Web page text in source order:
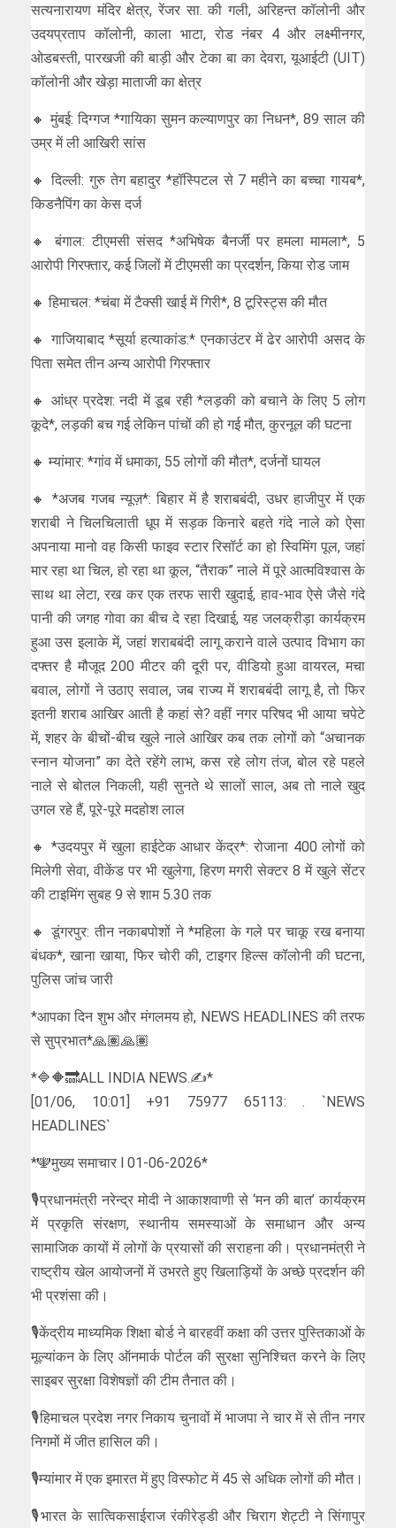
सत्यनारायण मंदिर क्षेत्र, रेंजर सा. की गली, अरिहन्त कॉलोनी और
उदयप्रताप कॉलोनी, काला भाटा, रोड नंबर 4 और लक्ष्मीनगर,
ओडबस्ती, पारखजी की बाड़ी और टेका बा का देवरा, यूआईटी (UIT)
कॉलोनी और खेड़ा माताजी का क्षेत्र
🔸 मुंबई: दिग्गज *गायिका सुमन कल्याणपुर का निधन*, 89 साल की
उम्र में ली आखिरी सांस
🔸 दिल्ली: गुरु तेग बहादुर *हॉस्पिटल से 7 महीने का बच्चा गायब*,
किडनैपिंग का केस दर्ज
🔸 बंगाल: टीएमसी संसद *अभिषेक बैनर्जी पर हमला मामला*, 5
आरोपी गिरफ्तार, कई जिलों में टीएमसी का प्रदर्शन, किया रोड जाम
🔸 हिमाचल: *चंबा में टैक्सी खाई में गिरी*, 8 टूरिस्ट्स की मौत
🔸 गाजियाबाद *सूर्या हत्याकांड:* एनकाउंटर में ढेर आरोपी असद के
पिता समेत तीन अन्य आरोपी गिरफ्तार
🔸 आंध्र प्रदेश: नदी में डूब रही *लड़की को बचाने के लिए 5 लोग
कूदे*, लड़की बच गई लेकिन पांचों की हो गई मौत, कुरनूल की घटना
🔸 म्यांमार: *गांव में धमाका, 55 लोगों की मौत*, दर्जनों घायल
🔸 *अजब गजब न्यूज़*: बिहार में है शराबबंदी, उधर हाजीपुर में एक
शराबी ने चिलचिलाती धूप में सड़क किनारे बहते गंदे नाले को ऐसा
अपनाया मानो वह किसी फाइव स्टार रिसॉर्ट का हो स्विमिंग पूल, जहां
मार रहा था चिल, हो रहा था कूल, “तैराक” नाले में पूरे आत्मविश्वास के
साथ था लेटा, रख कर एक तरफ सारी खुदाई, हाव-भाव ऐसे जैसे गंदे
पानी की जगह गोवा का बीच दे रहा दिखाई, यह जलक्रीड़ा कार्यक्रम
हुआ उस इलाके में, जहां शराबबंदी लागू कराने वाले उत्पाद विभाग का
दफ्तर है मौजूद 200 मीटर की दूरी पर, वीडियो हुआ वायरल, मचा
बवाल, लोगों ने उठाए सवाल, जब राज्य में शराबबंदी लागू है, तो फिर
इतनी शराब आखिर आती है कहां से? वहीं नगर परिषद भी आया चपेटे
में, शहर के बीचों-बीच खुले नाले आखिर कब तक लोगों को “अचानक
स्नान योजना” का देते रहेंगे लाभ, कस रहे लोग तंज, बोल रहे पहले
नाले से बोतल निकली, यही सुनते थे सालों साल, अब तो नाले खुद
उगल रहे हैं, पूरे-पूरे मदहोश लाल
🔸 *उदयपुर में खुला हाईटेक आधार केंद्र*: रोजाना 400 लोगों को
मिलेगी सेवा, वीकेंड पर भी खुलेगा, हिरण मगरी सेक्टर 8 में खुले सेंटर
की टाइमिंग सुबह 9 से शाम 5.30 तक
🔸 डूंगरपुर: तीन नकाबपोशों ने *महिला के गले पर चाकू रख बनाया
बंधक*, खाना खाया, फिर चोरी की, टाइगर हिल्स कॉलोनी की घटना,
पुलिस जांच जारी
*आपका दिन शुभ और मंगलमय हो, NEWS HEADLINES की तरफ
से सुप्रभात*🙏🏽🙏🏽
*🔷🔶🔜ALL INDIA NEWS.✍️*
[01/06, 10:01] +91 75977 65113: . `NEWS
HEADLINES`
*🕎मुख्य समाचार l 01-06-2026*
🎙️प्रधानमंत्री नरेन्द्र मोदी ने आकाशवाणी से ‘मन की बात’ कार्यक्रम
में प्रकृति संरक्षण, स्थानीय समस्याओं के समाधान और अन्य
सामाजिक कायों में लोगों के प्रयासों की सराहना की। प्रधानमंत्री ने
राष्ट्रीय खेल आयोजनों में उभरते हुए खिलाड़ियों के अच्छे प्रदर्शन की
भी प्रशंसा की।
🎙️केंद्रीय माध्यमिक शिक्षा बोर्ड ने बारहवीं कक्षा की उत्तर पुस्तिकाओं के
मूल्यांकन के लिए ऑनमार्क पोर्टल की सुरक्षा सुनिश्चित करने के लिए
साइबर सुरक्षा विशेषज्ञों की टीम तैनात की।
🎙️हिमाचल प्रदेश नगर निकाय चुनावों में भाजपा ने चार में से तीन नगर
निगमों में जीत हासिल की।
🎙️म्यांमार में एक इमारत में हुए विस्फोट में 45 से अधिक लोगों की मौत।
🎙️भारत के सात्विकसाईराज रंकीरेड्डी और चिराग शेट्टी ने सिंगापुर